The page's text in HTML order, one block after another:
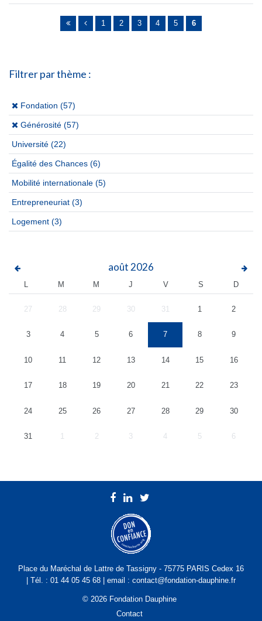
1 2 3 4 5 6
Filtrer par thème :
(x)
Fondation (57)
(x)
Générosité (57)
Université (22)
Égalité des Chances (6)
Mobilité internationale (5)
Entrepreneuriat (3)
Logement (3)
août 2026
L M M J V S D
27 28 29 30 31 1 2
3 4 5 6 7 8 9
10 11 12 13 14 15 16
17 18 19 20 21 22 23
24 25 26 27 28 29 30
31 1 2 3 4 5 6
Place du Maréchal de Lattre de Tassigny - 75775 PARIS Cedex 16
| Tél. : 01 44 05 45 68 | email : contact@fondation-dauphine.fr
© 2026 Fondation Dauphine
Contact